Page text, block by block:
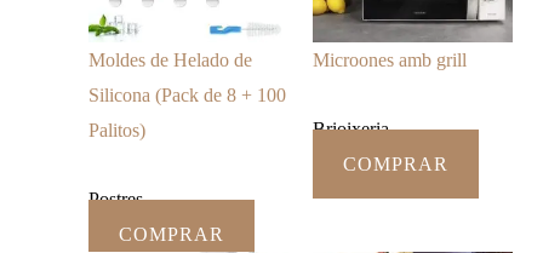
Moldes de Helado de
Silicona (Pack de 8 + 100
Palitos)
Postres
COMPRAR
Microones amb grill
Brioixeria
COMPRAR